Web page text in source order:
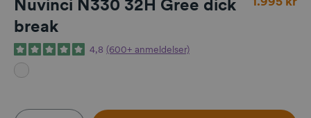
Nuvinci N330 32H Gree dick
break
4,8 (600+ anmeldelser)